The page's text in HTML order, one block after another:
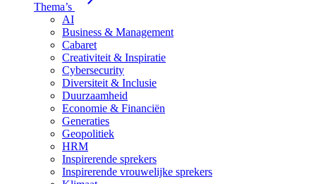
Thema’s
AI
Business & Management
Cabaret
Creativiteit & Inspiratie
Cybersecurity
Diversiteit & Inclusie
Duurzaamheid
Economie & Financiën
Generaties
Geopolitiek
HRM
Inspirerende sprekers
Inspirerende vrouwelijke sprekers